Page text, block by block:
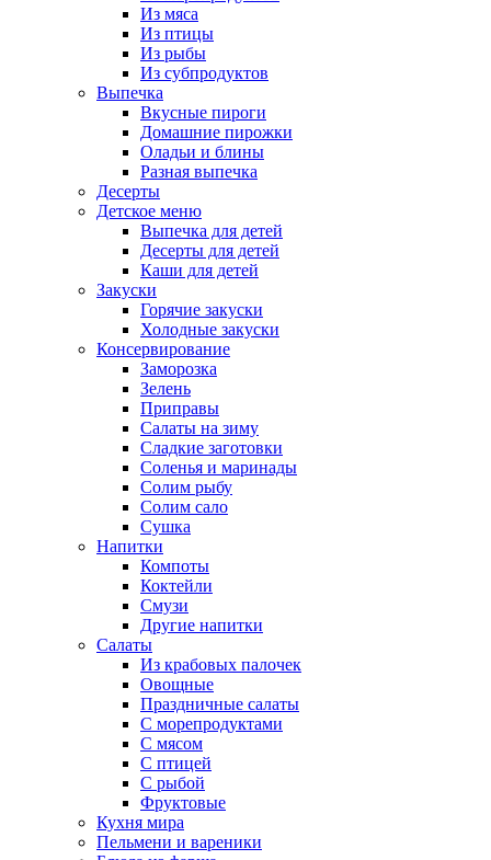
Из мяса
Из птицы
Из рыбы
Из субпродуктов
Выпечка
Вкусные пироги
Домашние пирожки
Оладьи и блины
Разная выпечка
Десерты
Детское меню
Выпечка для детей
Десерты для детей
Каши для детей
Закуски
Горячие закуски
Холодные закуски
Консервирование
Заморозка
Зелень
Приправы
Салаты на зиму
Сладкие заготовки
Соленья и маринады
Солим рыбу
Солим сало
Сушка
Напитки
Компоты
Коктейли
Смузи
Другие напитки
Салаты
Из крабовых палочек
Овощные
Праздничные салаты
С морепродуктами
С мясом
С птицей
С рыбой
Фруктовые
Кухня мира
Пельмени и вареники